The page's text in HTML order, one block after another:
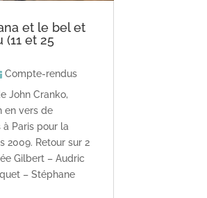
et le bel et
et 25
Compte-rendus
John Cranko,
en vers de
à Paris pour la
2009. Retour sur 2
Gilbert – Audric
– Stéphane